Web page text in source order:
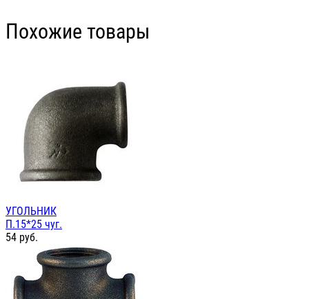
Похожие товары
УГОЛЬНИК
П.15*25 чуг.
54 руб.